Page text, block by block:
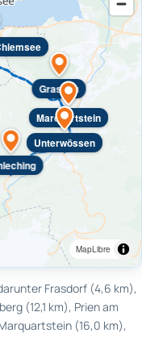
Grassau
Marquartstein
Unterwössen
MapLibre
Frasdorf (4,6 km),
(12,1 km), Prien am
(16,0 km),